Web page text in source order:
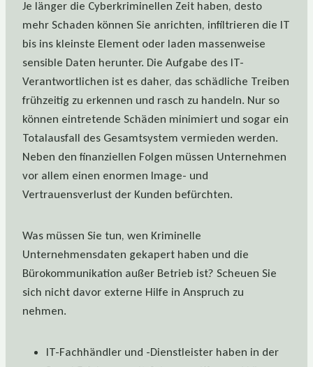
Je länger die Cyberkriminellen Zeit haben, desto
mehr Schaden können Sie anrichten, infiltrieren die IT
bis ins kleinste Element oder laden massenweise
sensible Daten herunter. Die Aufgabe des IT-
Verantwortlichen ist es daher, das schädliche Treiben
frühzeitig zu erkennen und rasch zu handeln. Nur so
können eintretende Schäden minimiert und sogar ein
Totalausfall des Gesamtsystem vermieden werden.
Neben den finanziellen Folgen müssen Unternehmen
vor allem einen enormen Image- und
Vertrauensverlust der Kunden befürchten.
Was müssen Sie tun, wen Kriminelle
Unternehmensdaten gekapert haben und die
Bürokommunikation außer Betrieb ist? Scheuen Sie
sich nicht davor externe Hilfe in Anspruch zu
nehmen.
IT-Fachhändler und -Dienstleister haben in der